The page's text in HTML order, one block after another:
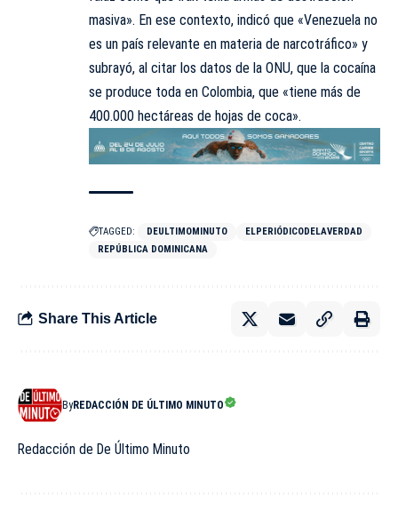
masiva». En ese contexto, indicó que «Venezuela no
es un país relevante en materia de narcotráfico» y
subrayó, al citar los datos de la ONU, que la cocaína
se produce toda en Colombia, que «tiene más de
400.000 hectáreas de hojas de coca».
TAGGED: DEULTIMOMINUTO
ELPERIÓDICODELAVERDAD
REPÚBLICA DOMINICANA
Share This Article
ByREDACCIÓN DE ÚLTIMO MINUTO
Redacción de De Último Minuto